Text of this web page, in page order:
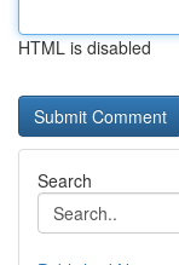
HTML is disabled
Search